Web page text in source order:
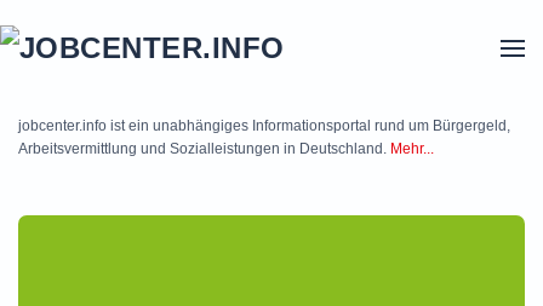
jobcenter.info ist ein unabhängiges Informationsportal rund um Bürgergeld,
Arbeitsvermittlung und Sozialleistungen in Deutschland. Mehr...